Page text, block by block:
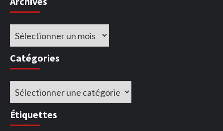
Archives
Catégories
Catégories
Étiquettes